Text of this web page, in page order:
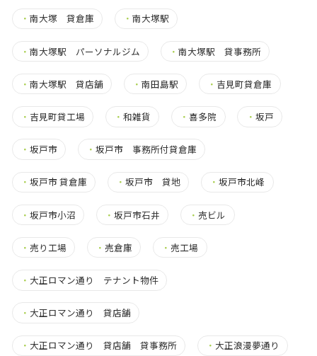
・ 南大塚 貸倉庫 ・南大塚駅
・ 南大塚駅 パーソナルジム ・南大塚駅 貸事務所
・ 南大塚駅 貸店舗 ・南田島駅 ・ 吉見町貸倉庫
・ 吉見町貸工場 ・和雑貨 ・喜多院 ・ 坂戸
・ 坂戸市 ・坂戸市 事務所付貸倉庫
・ 坂戸市 貸倉庫 ・坂戸市 貸地 ・坂戸市北峰
・ 坂戸市小沼 ・坂戸市石井 ・ 売ビル
・ 売り工場 ・ 売倉庫 ・ 売工場
・ 大正ロマン通り テナント物件
・ 大正ロマン通り 貸店舗
・ 大正ロマン通り 貸店舗 貸事務所 ・ 大正浪漫夢通り